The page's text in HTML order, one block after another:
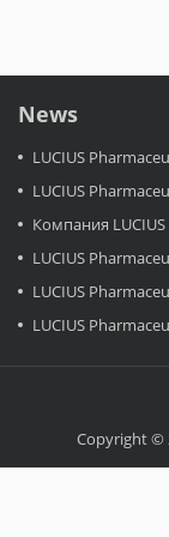
News
LUCIUS
LUCIUS
Компания LUCIUS
LUCIUS
LUCIUS
LUCIUS
Copyright ©